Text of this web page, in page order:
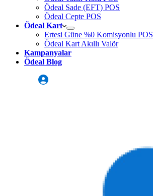
Ödeal Sade (EFT) POS
Ödeal Cepte POS
Ödeal Kart
Ertesi Güne %0 Komisyonlu POS
Ödeal Kart Akıllı Valör
Kampanyalar
Ödeal Blog